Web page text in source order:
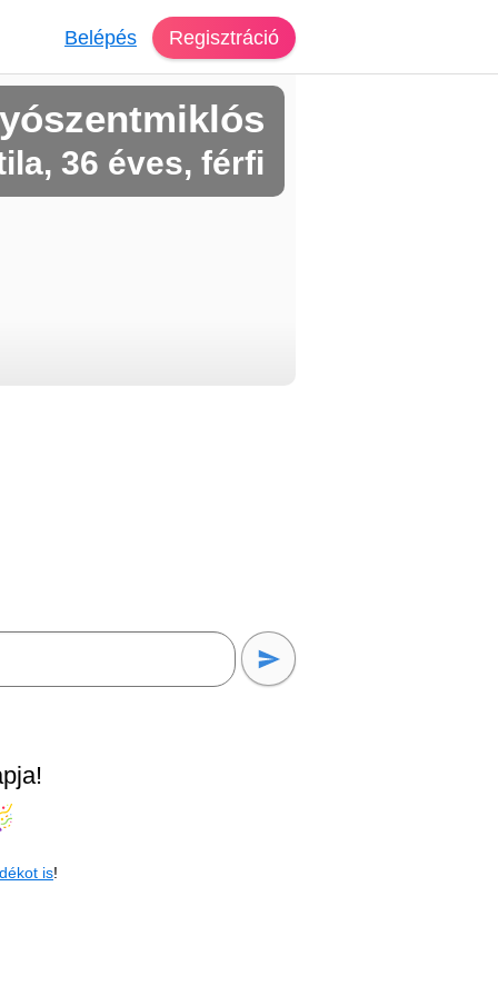
Belépés Regisztráció
36 éves, férfi
is!